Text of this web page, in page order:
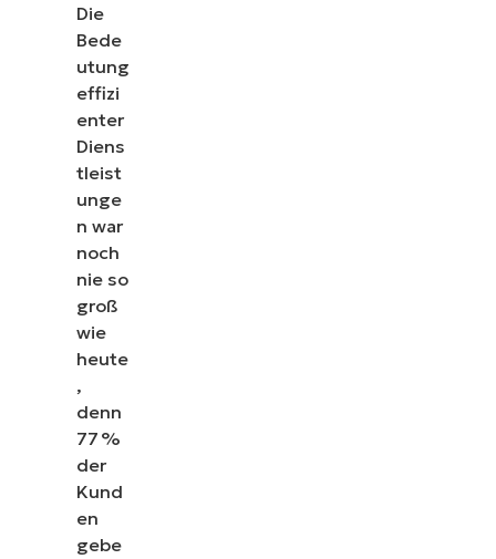
Die
Bede
utung
effizi
enter
Diens
tleist
unge
n war
noch
nie so
groß
wie
heute
,
denn
77 %
der
Kund
en
gebe